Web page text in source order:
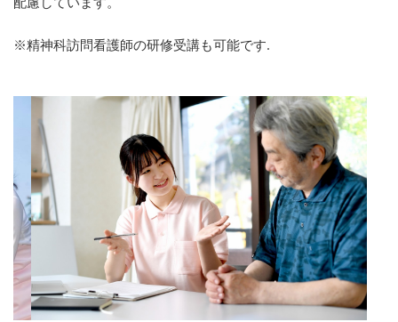
※精神科訪問看護師の研修受講も可能です.